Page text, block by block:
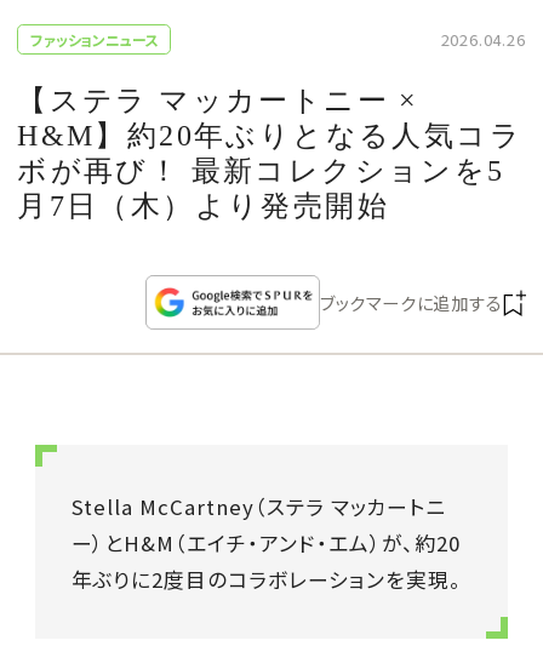
JEWELRY & WATCH
LIFESTYLE
CULTURE
COLLECTION
FORTUNE
SDGs
MAGAZINE
ファッションニュース 2026.04.26
【ステラ マッカートニー ×
H&M】約20年ぶりとなる人気コラ
ボが再び！ 最新コレクションを5
月7日（木）より発売開始
ブックマークに追加する
Stella McCartney（ステラ マッカートニ
ー）とH&M（エイチ・アンド・エム）が、約20
年ぶりに2度目のコラボレーションを実現。